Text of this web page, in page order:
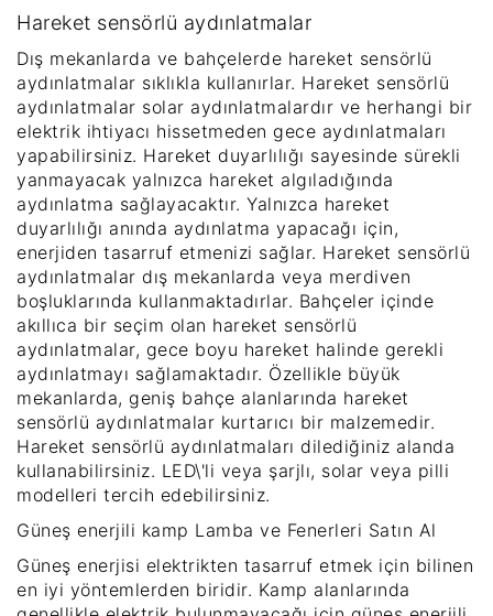
Hareket sensörlü aydınlatmalar
Dış mekanlarda ve bahçelerde hareket sensörlü
aydınlatmalar sıklıkla kullanırlar. Hareket sensörlü
aydınlatmalar solar aydınlatmalardır ve herhangi bir
elektrik ihtiyacı hissetmeden gece aydınlatmaları
yapabilirsiniz. Hareket duyarlılığı sayesinde sürekli
yanmayacak yalnızca hareket algıladığında
aydınlatma sağlayacaktır. Yalnızca hareket
duyarlılığı anında aydınlatma yapacağı için,
enerjiden tasarruf etmenizi sağlar. Hareket sensörlü
aydınlatmalar dış mekanlarda veya merdiven
boşluklarında kullanmaktadırlar. Bahçeler içinde
akıllıca bir seçim olan hareket sensörlü
aydınlatmalar, gece boyu hareket halinde gerekli
aydınlatmayı sağlamaktadır. Özellikle büyük
mekanlarda, geniş bahçe alanlarında hareket
sensörlü aydınlatmalar kurtarıcı bir malzemedir.
Hareket sensörlü aydınlatmaları dilediğiniz alanda
kullanabilirsiniz. LED\'li veya şarjlı, solar veya pilli
modelleri tercih edebilirsiniz.
Güneş enerjili kamp Lamba ve Fenerleri Satın Al
Güneş enerjisi elektrikten tasarruf etmek için bilinen
en iyi yöntemlerden biridir. Kamp alanlarında